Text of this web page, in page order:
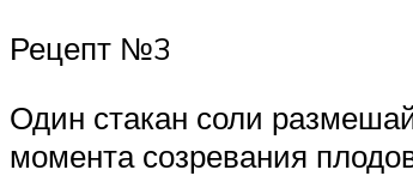
Рецепт №3
Один стакан соли
момента созревания